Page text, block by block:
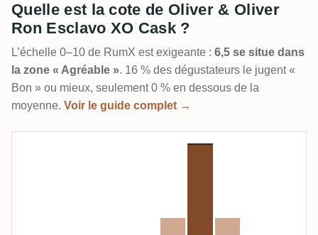
Quelle est la cote de Oliver & Oliver
Ron Esclavo XO Cask ?
L’échelle 0–10 de RumX est exigeante : 6,5 se situe dans
la zone « Agréable ». 16 % des dégustateurs le jugent «
Bon » ou mieux, seulement 0 % en dessous de la
moyenne. Voir le guide complet →